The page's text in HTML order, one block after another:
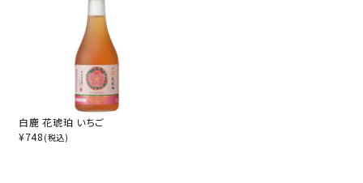
白鹿 花琥珀 いちご
¥748 (税込)